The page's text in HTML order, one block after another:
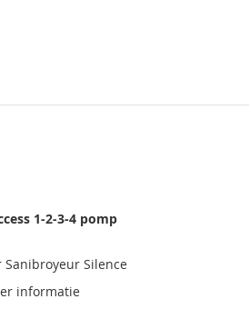
1-2-3-4 pomp
Sanibroyeur Silence
informatie